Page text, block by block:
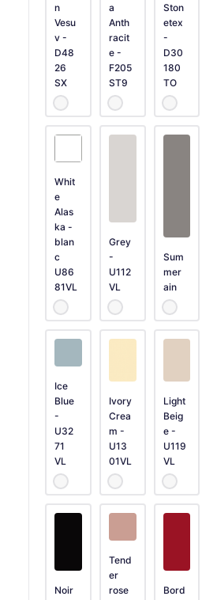
n
Vesu
v -
D48
26
SX
a
Anth
racit
e -
F205
ST9
Ston
etex
-
D30
180
TO
Whit
e
Alas
ka -
blan
c
U86
81VL
Grey
-
U112
VL
Sum
mer
ain
Ice
Blue
-
U32
71
VL
Ivory
Crea
m -
U13
01VL
Light
Beig
e -
U119
VL
Noir
Tend
er
rose
Bord